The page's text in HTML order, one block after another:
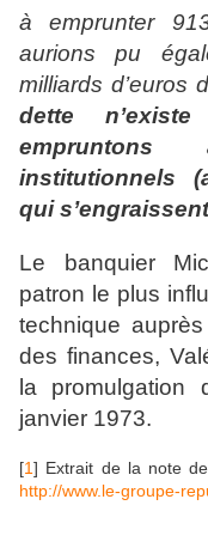
à emprunter
aurions pu
milliards d’euros
dette
institutionnels
qui
Le banquier
patron le plus
technique
des finances,
la promulgation
janvier 1973.
[1] Extrait de la note
http://www.le-groupe-